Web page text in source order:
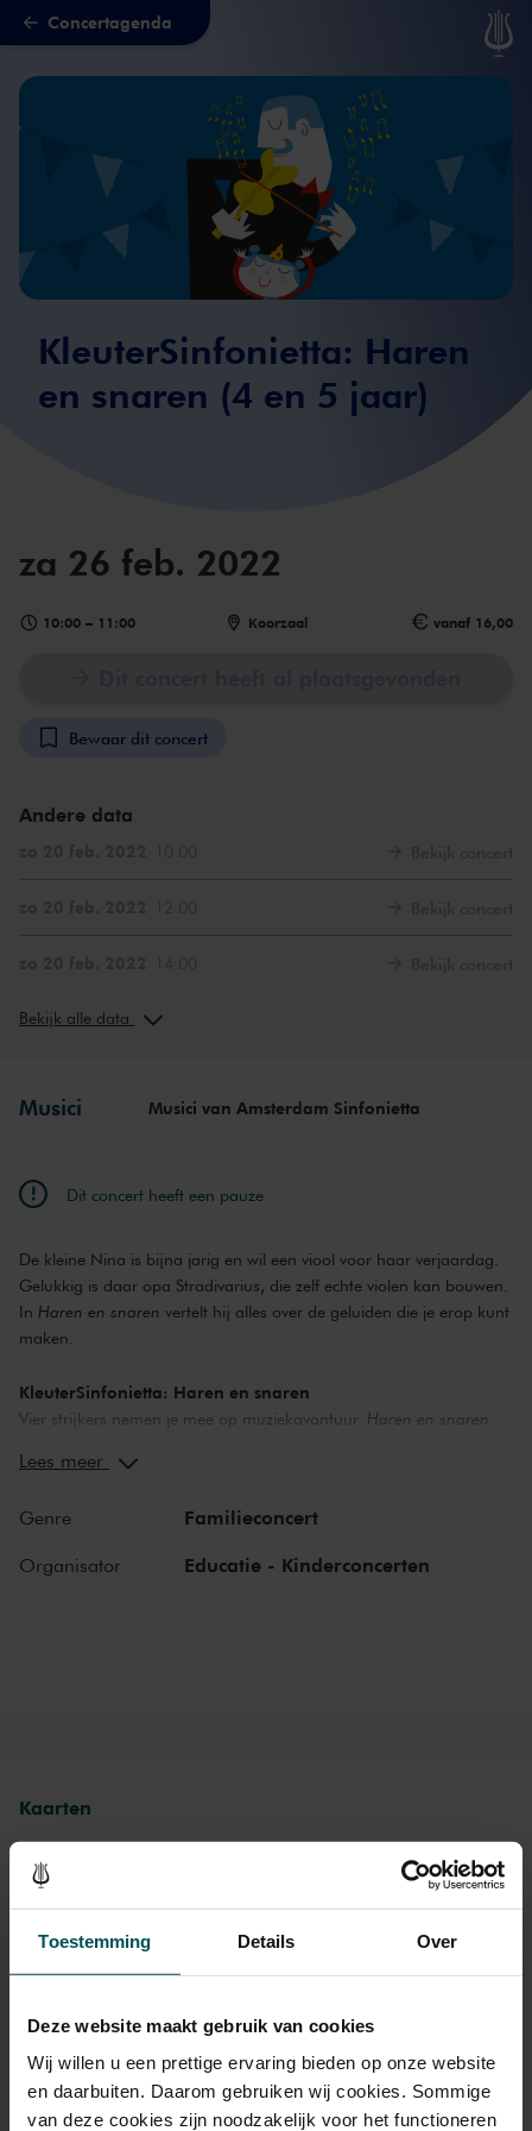
Toestemming Details Over
Deze website maakt gebruik van cookies
Wij willen u een prettige ervaring bieden op onze website
en daarbuiten. Daarom gebruiken wij cookies. Sommige
van deze cookies zijn noodzakelijk voor het functioneren
Naar hoofdcontent
Concertagenda
KleuterSinfonietta: Haren
en snaren (4 en 5 jaar)
za 26 feb. 2022
10:00 – 11:00 Koorzaal vanaf 16,00
Bewaar dit concert
Andere data
zo 27 feb. 2022 10:00 Bekijk concert
Bekijk alle data
Musici Musici van Amsterdam Sinfonietta
Dit concert heeft een pauze
De kleine Nina is bijna jarig en wil een viool voor haar verjaardag.
Gelukkig is daar opa Stradivarius, die zelf echte violen kan bouwen.
In Haren en snaren vertelt hij alles over de geluiden die je erop kunt
maken.
KleuterSinfonietta: Haren en snaren
Vier strijkers nemen je mee op muziekavontuur. Haren en snaren
wil van haar opa Stradivarius. Je hoort niet alleen de mooiste
gekamd. De strijkers spelen werken van Bach, Bartók, Haas en
Lees meer
Genre Familieconcert
Organisator Educatie - Kinderconcerten
Kaarten
Drankjes zijn bij de prijs inbegrepen. Ben je jonger dan 30